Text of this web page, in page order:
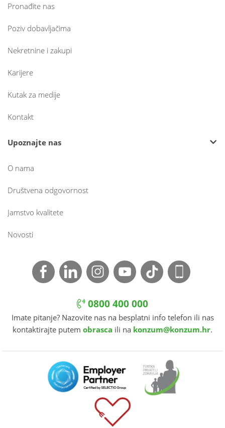
Pronađite nas
Poziv dobavljačima
Nekretnine i zakupi
Karijere
Kutak za medije
Kontakt
Upoznajte nas
O nama
Društvena odgovornost
Jamstvo kvalitete
Novosti
0800 400 000
Imate pitanje? Nazovite nas na besplatni info telefon ili nas
kontaktirajte putem obrasca ili na konzum@konzum.hr.